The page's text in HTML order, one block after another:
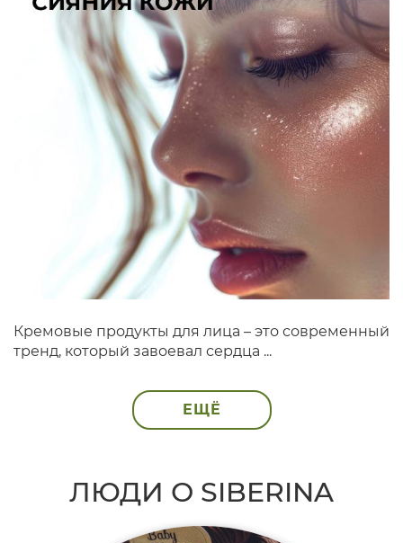
Кремовые продукты для лица – это современный
тренд, который завоевал сердца ...
ЕЩЁ
ЛЮДИ О SIBERINA